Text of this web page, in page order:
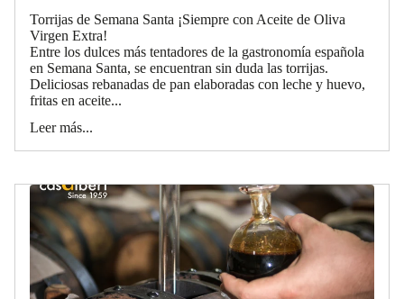
Torrijas de Semana Santa ¡Siempre con Aceite de Oliva
Virgen Extra!
Entre los dulces más tentadores de la gastronomía española
en Semana Santa, se encuentran sin duda las torrijas.
Deliciosas rebanadas de pan elaboradas con leche y huevo,
fritas en aceite...
Leer más...